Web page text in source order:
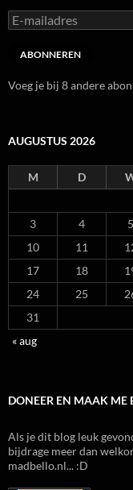
E-
mailadres
ABONNEREN
Voeg je bij 8 andere
AUGUSTUS 2026
M D
3
4 5
10
11
17
18
24
25
31
« aug
DONEER EN MAAK ME
Als je dit blog leuk
bijdrage meer dan
madbello.nl... :D